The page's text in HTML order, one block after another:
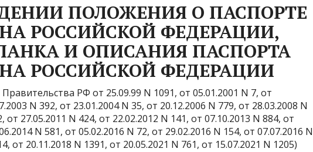
ПОЛОЖЕНИЯ О ПАСПОРТЕ
РОССИЙСКОЙ ФЕДЕРАЦИИ,
И ОПИСАНИЯ ПАСПОРТА
РОССИЙСКОЙ ФЕДЕРАЦИИ
РФ от 25.09.99 N 1091, от 05.01.2001 N 7, от
N 392, от 23.01.2004 N 35, от 20.12.2006 N 779, от 28.03.2008 N
от 27.05.2011 N 424, от 22.02.2012 N 141, от 07.10.2013 N 884, от
N 581, от 05.02.2016 N 72, от 29.02.2016 N 154, от 07.07.2016 N
от 20.11.2018 N 1391, от 20.05.2021 N 761, от 15.07.2021 N 1205)